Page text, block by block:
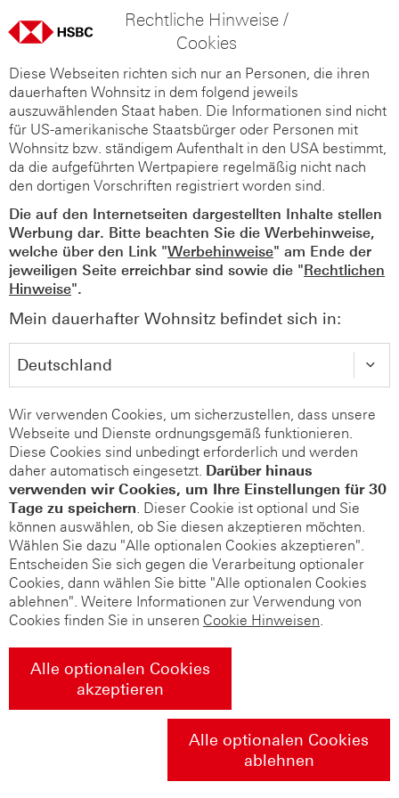
Rechtliche Hinweise /
Cookies
Diese Webseiten richten sich nur an Personen, die ihren
dauerhaften Wohnsitz in dem folgend jeweils
auszuwählenden Staat haben. Die Informationen sind nicht
für US-amerikanische Staatsbürger oder Personen mit
Wohnsitz bzw. ständigem Aufenthalt in den USA bestimmt,
da die aufgeführten Wertpapiere regelmäßig nicht nach
den dortigen Vorschriften registriert worden sind.
Die auf den Internetseiten dargestellten Inhalte stellen
Werbung dar. Bitte beachten Sie die Werbehinweise,
welche über den Link "Werbehinweise" am Ende der
jeweiligen Seite erreichbar sind sowie die "Rechtlichen
Hinweise".
Mein dauerhafter Wohnsitz befindet sich in:
Wir verwenden Cookies, um sicherzustellen, dass unsere
Webseite und Dienste ordnungsgemäß funktionieren.
Diese Cookies sind unbedingt erforderlich und werden
daher automatisch eingesetzt. Darüber hinaus
verwenden wir Cookies, um Ihre Einstellungen für 30
Tage zu speichern. Dieser Cookie ist optional und Sie
können auswählen, ob Sie diesen akzeptieren möchten.
Wählen Sie dazu "Alle optionalen Cookies akzeptieren".
Entscheiden Sie sich gegen die Verarbeitung optionaler
Cookies, dann wählen Sie bitte "Alle optionalen Cookies
ablehnen". Weitere Informationen zur Verwendung von
Cookies finden Sie in unseren Cookie Hinweisen.
Alle optionalen Cookies
akzeptieren
Alle optionalen Cookies
ablehnen